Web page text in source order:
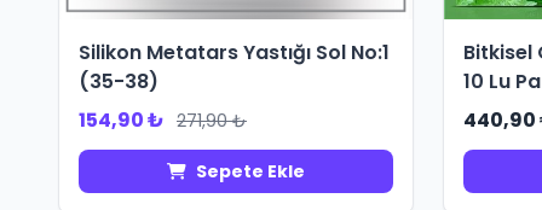
Silikon Metatars Yastığı Sol No:1
(35-38)
154,90 ₺ 271,90 ₺
Sepete Ekle
Bitkisel
10 Lu
440,90